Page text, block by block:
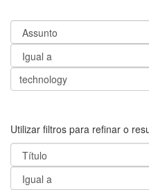
Utilizar filtros para refinar o